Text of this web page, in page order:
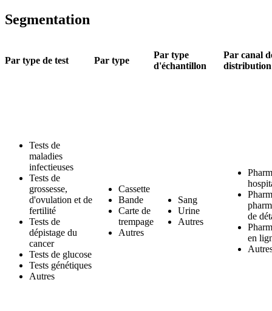
Segmentation
Par type de test Par type
Par type
d'échantillon
Par canal
distribution
Tests de
maladies
infectieuses
Tests de
grossesse,
d'ovulation et de
fertilité
Tests de
dépistage du
cancer
Tests de glucose
Tests génétiques
Autres
Cassette
Bande
Carte de
trempage
Autres
Sang
Urine
Autres
de
en